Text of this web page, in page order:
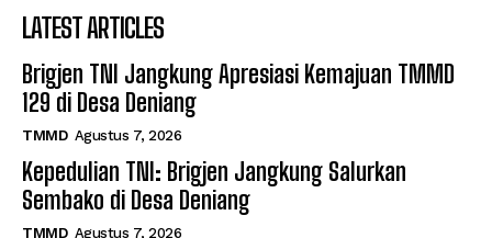
LATEST ARTICLES
Brigjen TNI Jangkung Apresiasi Kemajuan TMMD
129 di Desa Deniang
TMMD Agustus 7, 2026
Kepedulian TNI: Brigjen Jangkung Salurkan
Sembako di Desa Deniang
TMMD Agustus 7, 2026